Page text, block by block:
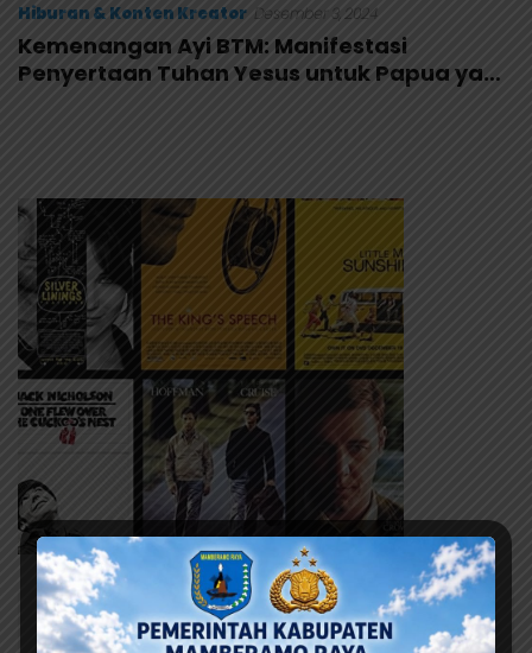
Hiburan & Konten Kreator Desember 3, 2024
Kemenangan Ayi BTM: Manifestasi
Penyertaan Tuhan Yesus untuk Papua yang
Berita Terbaru